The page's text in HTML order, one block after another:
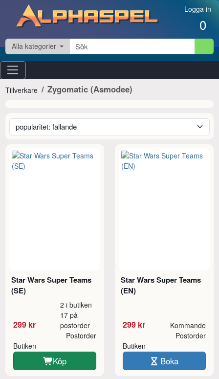
Hoppa till innehåll Logga in
0
Alla kategorier
Tillverkare Zygomatic (Asmodee)
Star Wars Super Teams
(SE)
299 kr
2 i butiken
17 på
postorder
Butiken
Postorder
Köp
Star Wars Super Teams
(EN)
299 kr Kommande
Butiken
Postorder
Boka